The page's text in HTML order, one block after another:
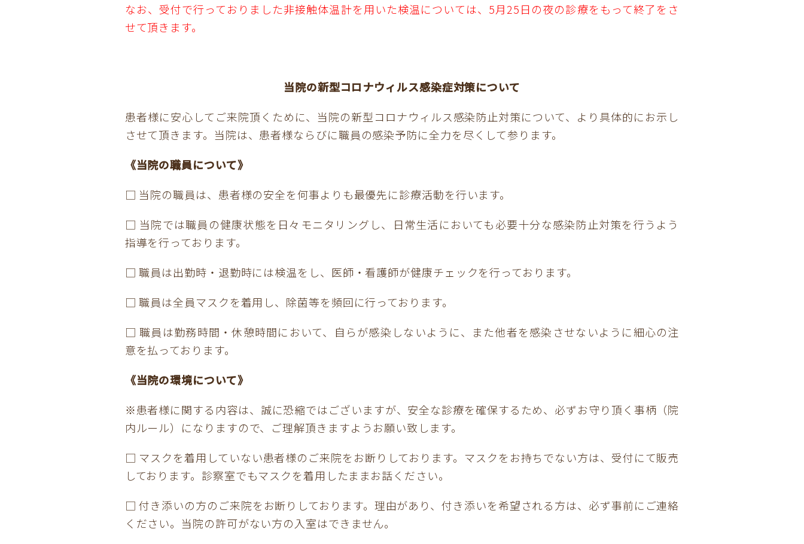
なお、受付で行っておりました非接触体温計を用いた検温については、5月25日の夜の診療をもって終了をさ
せて頂きます。
当院の新型コロナウィルス感染症対策について
患者様に安心してご来院頂くために、当院の新型コロナウィルス感染防止対策について、より具体的にお示し
させて頂きます。当院は、患者様ならびに職員の感染予防に全力を尽くして参ります。
《当院の職員について》
□ 当院の職員は、患者様の安全を何事よりも最優先に診療活動を行います。
□ 当院では職員の健康状態を日々モニタリングし、日常生活においても必要十分な感染防止対策を行うよう
指導を行っております。
□ 職員は出勤時・退勤時には検温をし、医師・看護師が健康チェックを行っております。
□ 職員は全員マスクを着用し、除菌等を頻回に行っております。
□ 職員は勤務時間・休憩時間において、自らが感染しないように、また他者を感染させないように細心の注
意を払っております。
《当院の環境について》
※患者様に関する内容は、誠に恐縮ではございますが、安全な診療を確保するため、必ずお守り頂く事柄（院
内ルール）になりますので、ご理解頂きますようお願い致します。
□ マスクを着用していない患者様のご来院をお断りしております。マスクをお持ちでない方は、受付にて販売
しております。診察室でもマスクを着用したままお話ください。
□ 付き添いの方のご来院をお断りしております。理由があり、付き添いを希望される方は、必ず事前にご連絡
ください。当院の許可がない方の入室はできません。